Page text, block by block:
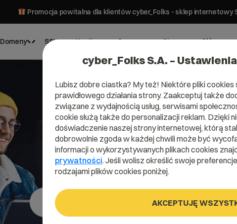
Promocja powitalna dla klientów cyber_Folks - sklep internetowy
Domeny SSL Hosting Serwery Strony Sklepy
Domena
Zarejestruj adres www z
cyber_Folks S.A. –
Lubisz dobre ciastka? My też! Niektóre pliki cookies
prawidłowego działania strony. Zaakceptuj także
związane z wydajnością usług, serwisami
cookie służą także do personalizacji reklam. Dzięki
doświadczenie naszej strony internetowej, którą
dobrowolnie zgoda w każdej chwili może być
informacji o wykorzystywanych plikach cookies
prywatności. Jeśli wolisz określić swoje
rodzajami plików cookies poniżej.
AKCEPTUJĘ